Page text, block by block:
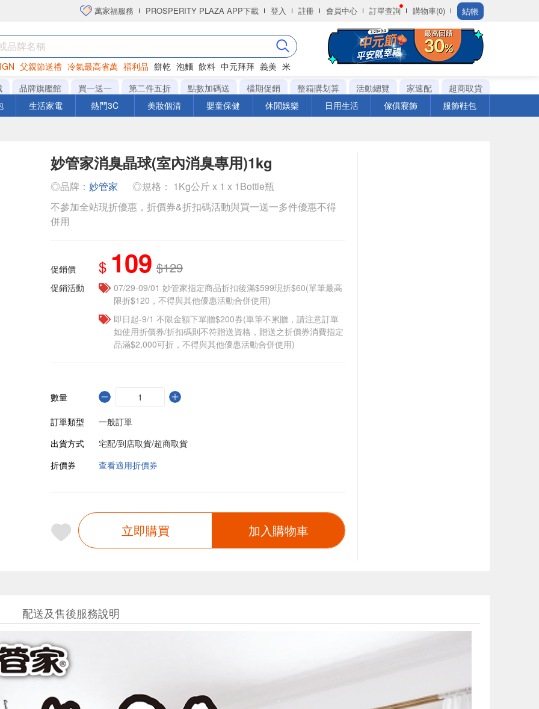
萬家福服務 PROSPERITY PLAZA APP下載 登入 註冊 會員中心 訂單查詢 購物車(0) 結帳
父親節送禮 冷氣最高省萬 福利品 餅乾 泡麵 飲料 中元拜拜 義美 米
洋芋片
品牌旗艦館 買一送一 第二件五折 點數加碼送 檔期促銷 整箱購划算 活動總覽 家速配
超商取貨
生活家電 熱門3C 美妝個清 嬰童保健 休閒娛樂 日用生活 傢俱寢飾 服飾鞋包
妙管家消臭晶球(室內消臭專用)1kg
◎品牌： 妙管家
◎規格： 1Kg公斤 x 1 x 1Bottle瓶
不參加全站現折優惠，折價券&折扣碼活動與買一送一多件優惠不得
併用
促銷價 $ 109 $129
促銷活動
07/29-09/01 妙管家指定商品折扣後滿$599現折$60(單筆最高
限折$120，不得與其他優惠活動合併使用)
即日起-9/1 不限金額下單贈$200券(單筆不累贈，請注意訂單
如使用折價券/折扣碼則不符贈送資格，贈送之折價券消費指定
品滿$2,000可折，不得與其他優惠活動合併使用)
數量
訂單類型
一般訂單
出貨方式
宅配/到店取貨/超商取貨
折價券
查看適用折價券
立即購買 加入購物車
配送及售後服務說明